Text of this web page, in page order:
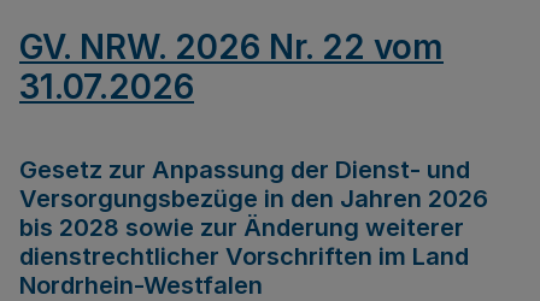
GV. NRW. 2026 Nr. 22 vom
31.07.2026
Gesetz zur Anpassung der Dienst- und
Versorgungsbezüge in den Jahren 2026
bis 2028 sowie zur Änderung weiterer
dienstrechtlicher Vorschriften im Land
Nordrhein-Westfalen